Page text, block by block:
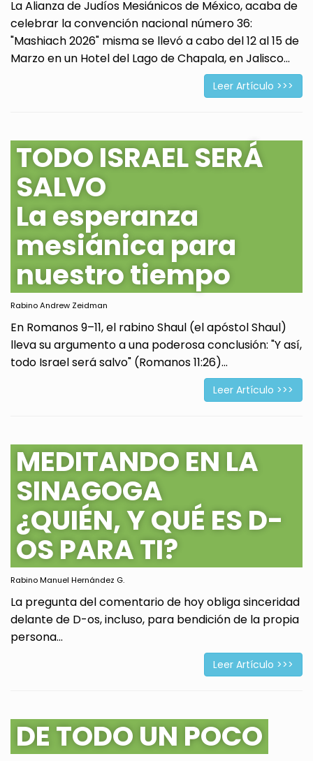
La Alianza de Judíos Mesiánicos de México, acaba de
celebrar la convención nacional número 36:
"Mashiach 2026" misma se llevó a cabo del 12 al 15 de
Marzo en un Hotel del Lago de Chapala, en Jalisco...
Leer Artículo >>>
TODO ISRAEL SERÁ
SALVO
La esperanza
mesiánica para
nuestro tiempo
Rabino Andrew Zeidman
En Romanos 9–11, el rabino Shaul (el apóstol Shaul)
lleva su argumento a una poderosa conclusión: "Y así,
todo Israel será salvo" (Romanos 11:26)...
Leer Artículo >>>
MEDITANDO EN LA
SINAGOGA
¿QUIÉN, Y QUÉ ES D-
OS PARA TI?
Rabino Manuel Hernández G.
La pregunta del comentario de hoy obliga sinceridad
delante de D-os, incluso, para bendición de la propia
persona...
Leer Artículo >>>
DE TODO UN POCO